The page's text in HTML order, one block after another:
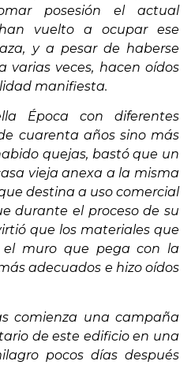
posesión el actual
vuelto a ocupar ese
y a pesar de haberse
varias veces, hacen oídos
manifiesta.
Época con diferentes
cuarenta años sino más
quejas, bastó que un
vieja anexa a la misma
destina a uso comercial
durante el proceso de su
que los materiales que
muro que pega con la
adecuados e hizo oídos
comienza una campaña
de este edificio en una
pocos días después